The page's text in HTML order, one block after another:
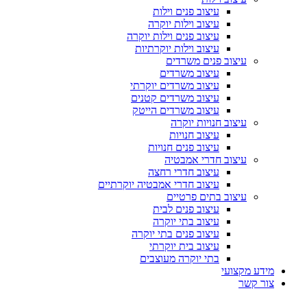
עיצוב פנים וילות
עיצוב וילות יוקרה
עיצוב פנים וילות יוקרה
עיצוב וילות יוקרתיות
עיצוב פנים משרדים
עיצוב משרדים
עיצוב משרדים יוקרתי
עיצוב משרדים קטנים
עיצוב משרדים הייטק
עיצוב חנויות יוקרה
עיצוב חנויות
עיצוב פנים חנויות
עיצוב חדרי אמבטיה
עיצוב חדרי רחצה
עיצוב חדרי אמבטיה יוקרתיים
עיצוב בתים פרטיים
עיצוב פנים לבית
עיצוב בתי יוקרה
עיצוב פנים בתי יוקרה
עיצוב בית יוקרתי
בתי יוקרה מעוצבים
מידע מקצועי
צור קשר